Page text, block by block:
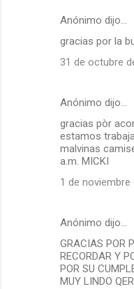
Anónimo dijo…
gracias por la
31 de octubre
Anónimo dijo…
gracias pòr
estamos
malvinas
a.m. MICKI
1 de noviembre
Anónimo dijo…
GRACIAS POR
RECORDAR Y
POR SU
MUY LINDO